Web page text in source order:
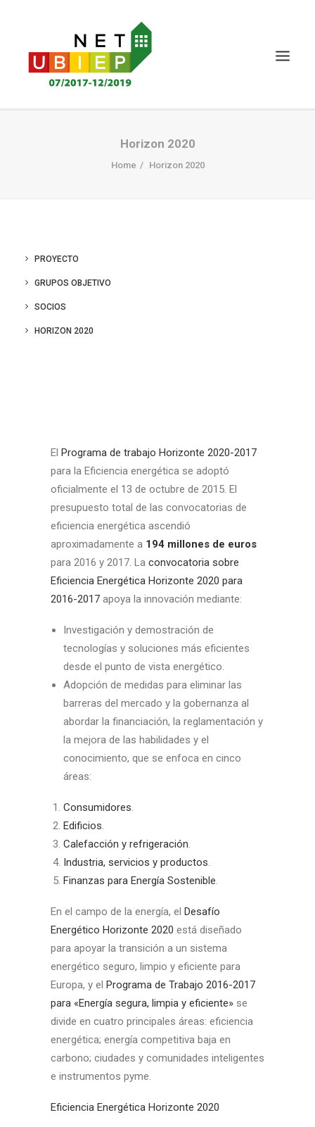
PROYECTO NET-UBIEP
Horizon 2020
Home Horizon 2020
PROYECTO
GRUPOS OBJETIVO
SOCIOS
HORIZON 2020
El Programa de trabajo Horizonte 2020-2017
para la Eficiencia energética se adoptó
oficialmente el 13 de octubre de 2015. El
presupuesto total de las convocatorias de
eficiencia energética ascendió
aproximadamente a 194 millones de euros
para 2016 y 2017. La convocatoria sobre
Eficiencia Energética Horizonte 2020 para
2016-2017 apoya la innovación mediante:
Investigación y demostración de
tecnologías y soluciones más eficientes
desde el punto de vista energético.
Adopción de medidas para eliminar las
barreras del mercado y la gobernanza al
abordar la financiación, la reglamentación y
la mejora de las habilidades y el
conocimiento, que se enfoca en cinco
áreas:
Consumidores.
Edificios.
Calefacción y refrigeración.
Industria, servicios y productos.
Finanzas para Energía Sostenible.
En el campo de la energía, el Desafío
Energético Horizonte 2020 está diseñado
para apoyar la transición a un sistema
energético seguro, limpio y eficiente para
Europa, y el Programa de Trabajo 2016-2017
para «Energía segura, limpia y eficiente» se
divide en cuatro principales áreas: eficiencia
energética; energía competitiva baja en
carbono; ciudades y comunidades inteligentes
e instrumentos pyme.
Eficiencia Energética Horizonte 2020